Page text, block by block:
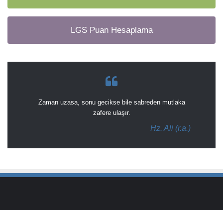
LGS Puan Hesaplama
Zaman uzasa, sonu gecikse bile sabreden mutlaka
zafere ulaşır.
Hz. Ali (r.a.)